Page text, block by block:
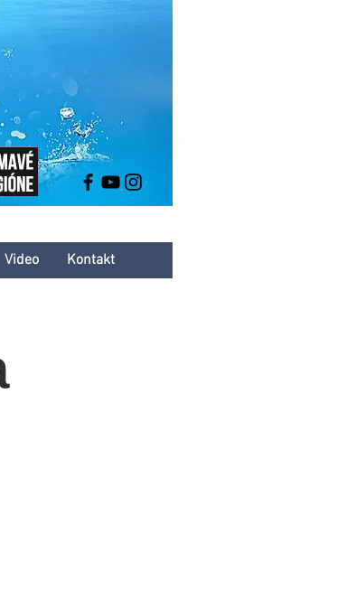
Video Kontakt